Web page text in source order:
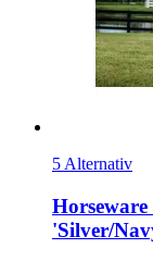
5 Alternativ
'Silver/